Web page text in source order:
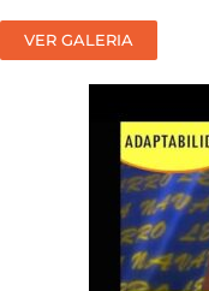
VER GALERIA